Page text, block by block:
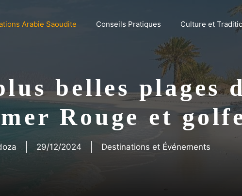
Arabie Saoudite Conseils Pratiques Culture et
belles plages
Rouge et
29/12/2024 Destinations et Événements